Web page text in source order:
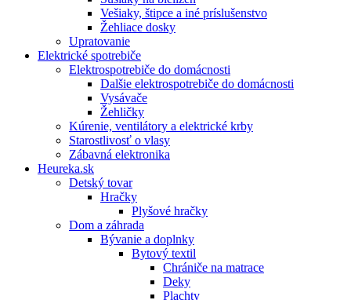
Vešiaky, štipce a iné príslušenstvo
Žehliace dosky
Upratovanie
Elektrické spotrebiče
Elektrospotrebiče do domácnosti
Dalšie elektrospotrebiče do domácnosti
Vysávače
Žehličky
Kúrenie, ventilátory a elektrické krby
Starostlivosť o vlasy
Zábavná elektronika
Heureka.sk
Detský tovar
Hračky
Plyšové hračky
Dom a záhrada
Bývanie a doplnky
Bytový textil
Chrániče na matrace
Deky
Plachty